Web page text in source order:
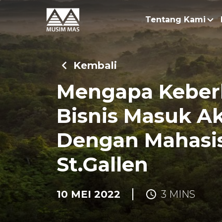
Tentang Kami
Kembali
Mengapa
Bisnis Masuk
Dengan
St.Gallen
10 MEI 2022 3 MINS